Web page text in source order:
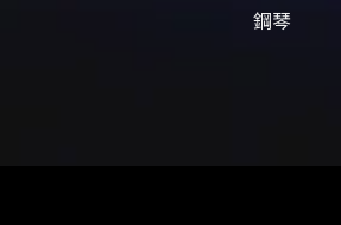
鋼琴